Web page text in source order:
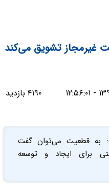
غیرمجاز تشویق می‌کند
۴۱۹۰ بازدید
به قطعیت می‌توان گفت
برای ایجاد و توسعه